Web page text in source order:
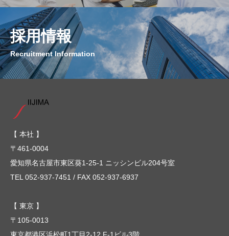
採用情報
Recruitment Information
【 本社 】
〒461-0004
愛知県名古屋市東区葵1-25-1 ニッシンビル204号室
TEL 052-937-7451 / FAX 052-937-6937
【 東京 】
〒105-0013